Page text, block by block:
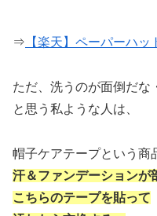
⇒ 【楽天】ペーパーハ
ただ、洗うのが面倒だな
と思う私ような人は、
帽子ケアテープという商
汗＆ファンデーションが
こちらのテープを貼って